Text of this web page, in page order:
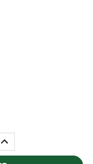
INCREASE
QUANTITY: